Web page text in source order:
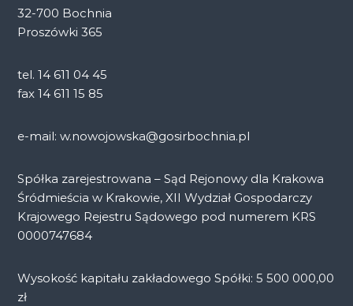
32-700 Bochnia
Proszówki 365
tel. 14 611 04 45
fax 14 611 15 85
e-mail: w.nowojowska@gosirbochnia.pl
Spółka zarejestrowana – Sąd Rejonowy dla Krakowa
Śródmieścia w Krakowie, XII Wydział Gospodarczy
Krajowego Rejestru Sądowego pod numerem KRS
0000747684
Wysokość kapitału zakładowego Spółki: 5 500 000,00
zł